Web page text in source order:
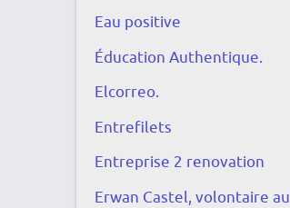
Eau positive
Éducation Authentique.
Elcorreo.
Entrefilets
Entreprise 2 renovation
Erwan Castel, volontaire au